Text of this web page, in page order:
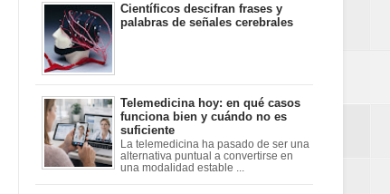
Científicos descifran frases y
palabras de señales cerebrales
Telemedicina hoy: en qué casos
funciona bien y cuándo no es
suficiente
La telemedicina ha pasado de ser una
alternativa puntual a convertirse en
una modalidad estable ...